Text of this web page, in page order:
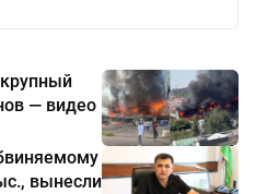
— видео
вынесли